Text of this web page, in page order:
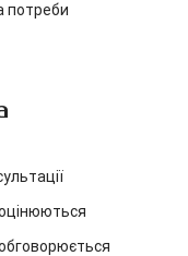
потреби
оцінюються